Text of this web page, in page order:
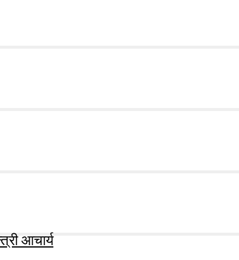
आचार्य